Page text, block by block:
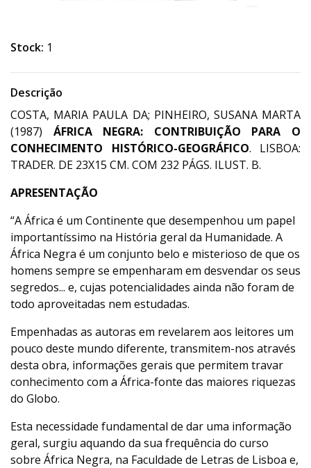
Stock: 1
Descrição
COSTA, MARIA PAULA DA; PINHEIRO, SUSANA MARTA
(1987) ÁFRICA NEGRA: CONTRIBUIÇÃO PARA O
CONHECIMENTO HISTÓRICO-GEOGRÁFICO. LISBOA:
TRADER. DE 23X15 CM. COM 232 PÁGS. ILUST. B.
APRESENTAÇÃO
“A África é um Continente que desempenhou um papel
importantíssimo na História geral da Humanidade. A
África Negra é um conjunto belo e misterioso de que os
homens sempre se empenharam em desvendar os seus
segredos... e, cujas potencialidades ainda não foram de
todo aproveitadas nem estudadas.
Empenhadas as autoras em revelarem aos leitores um
pouco deste mundo diferente, transmitem-nos através
desta obra, informações gerais que permitem travar
conhecimento com a África-fonte das maiores riquezas
do Globo.
Esta necessidade fundamental de dar uma informação
geral, surgiu aquando da sua frequência do curso
sobre África Negra, na Faculdade de Letras de Lisboa e,